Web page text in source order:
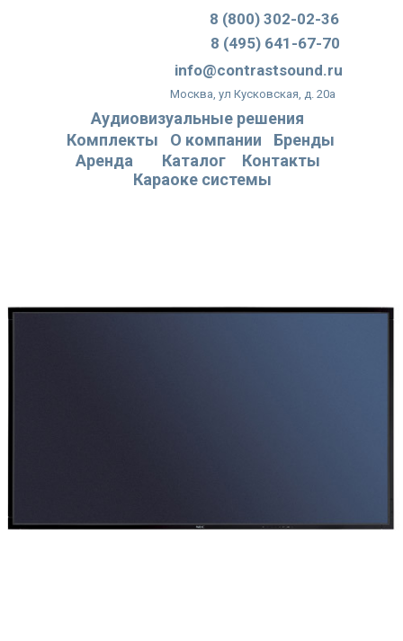
Каталог
Комплекты Бренды
О компании
Контакты
Москва, ул Кусковская, д. 20а
info@contrastsound.ru
8 (495) 641-67-70
8 (800) 302-02-36
Аренда
Аудиовизуальные решения
Караоке системы